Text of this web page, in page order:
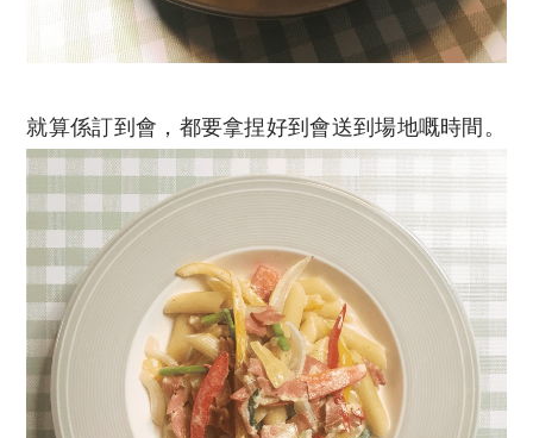
就算係訂到會，都要拿捏好到會送到場地嘅時間。